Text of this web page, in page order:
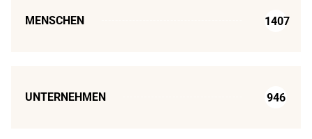
MENSCHEN 1407
UNTERNEHMEN 946